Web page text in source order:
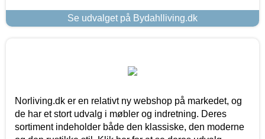
Se udvalget på Bydahlliving.dk
Norliving.dk er en relativt ny webshop på markedet, og
de har et stort udvalg i møbler og indretning. Deres
sortiment indeholder både den klassiske, den moderne